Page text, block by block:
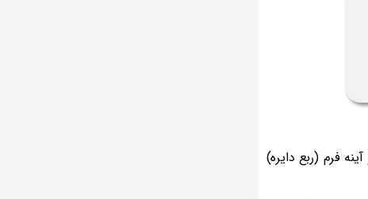
دلیل ترکیب آینه صاف و آینه فرم (ربع دایره)